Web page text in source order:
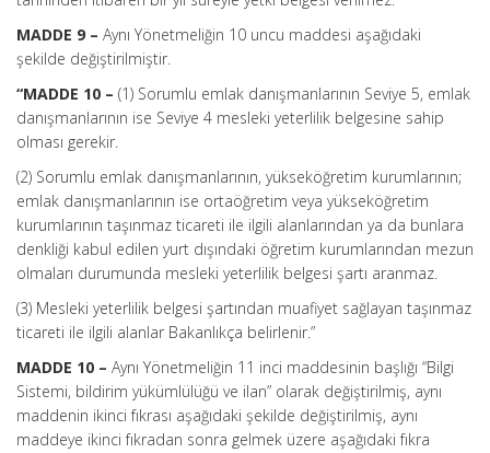
MADDE 9 – Aynı Yönetmeliğin 10 uncu maddesi aşağıdaki
şekilde değiştirilmiştir.
“MADDE 10 – (1) Sorumlu emlak danışmanlarının Seviye 5, emlak
danışmanlarının ise Seviye 4 mesleki yeterlilik belgesine sahip
olması gerekir.
(2) Sorumlu emlak danışmanlarının, yükseköğretim kurumlarının;
emlak danışmanlarının ise ortaöğretim veya yükseköğretim
kurumlarının taşınmaz ticareti ile ilgili alanlarından ya da bunlara
denkliği kabul edilen yurt dışındaki öğretim kurumlarından mezun
olmaları durumunda mesleki yeterlilik belgesi şartı aranmaz.
(3) Mesleki yeterlilik belgesi şartından muafiyet sağlayan taşınmaz
ticareti ile ilgili alanlar Bakanlıkça belirlenir.”
MADDE 10 – Aynı Yönetmeliğin 11 inci maddesinin başlığı “Bilgi
Sistemi, bildirim yükümlülüğü ve ilan” olarak değiştirilmiş, aynı
maddenin ikinci fıkrası aşağıdaki şekilde değiştirilmiş, aynı
maddeye ikinci fıkradan sonra gelmek üzere aşağıdaki fıkra